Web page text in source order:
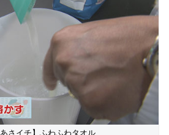
さイチ】ふわふわタオル